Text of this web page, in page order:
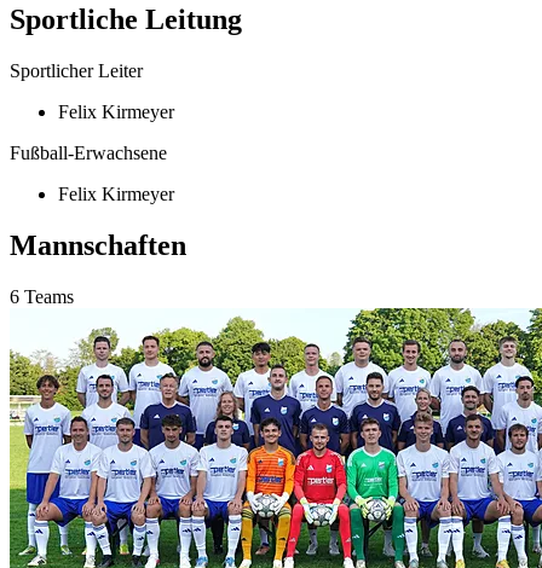
Sportliche Leitung
Sportlicher Leiter
Felix Kirmeyer
Fußball-Erwachsene
Felix Kirmeyer
Mannschaften
6 Teams